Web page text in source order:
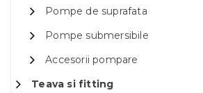
Pompe de suprafata
Pompe submersibile
Accesorii pompare
Teava si fitting